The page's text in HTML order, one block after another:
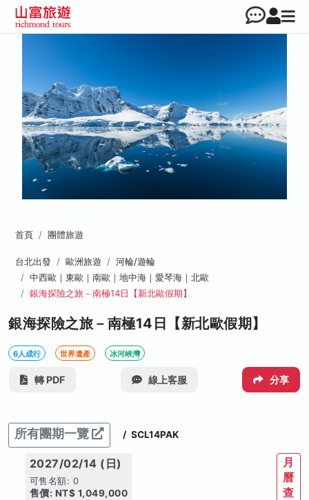
首頁 團體旅遊
台北出發 歐洲旅遊
河輪/遊輪
中西歐｜東歐｜南歐｜地中海｜愛琴海｜北歐
銀海探險之旅－南極14日【新北歐假期】
銀海探險之旅－南極14日【新北歐假期】
6人成行 世界遺產 冰河峽灣
轉 PDF 線上客服 分享
所有團期一覽 / SCL14PAK
2027/02/14 (日)
可售名額: 0
售價: NT$ 1,049,000
月
曆
查